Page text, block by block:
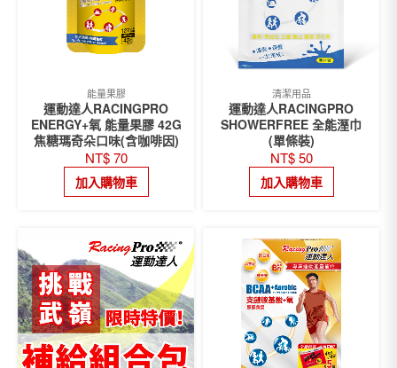
能量果膠
運動達人RACINGPRO
ENERGY+氧 能量果膠 42G
焦糖瑪奇朵口味(含咖啡因)
NT$70
加入購物車
清潔用品
運動達人RACINGPRO
SHOWERFREE 全能溼巾
(單條裝)
NT$50
加入購物車